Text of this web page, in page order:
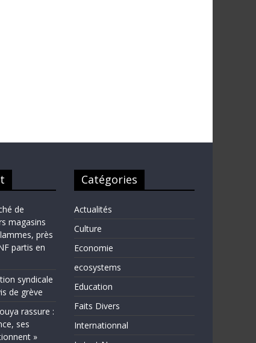
de
magasins
près
partis en
syndicale
de grève
rassure :
ses
»
Catégories
Actualités
Culture
Economie
ecosystems
Education
Faits Divers
Internationnal